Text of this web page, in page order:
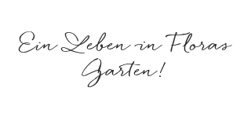
Ein Leben in Floras
Garten!